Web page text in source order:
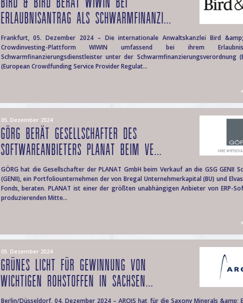
ERLAUBNISANTRAG ALS SCHWARMFINANZI...
Frankfurt, 05. Dezember 2024 – Die internationale Anwaltskanzlei Bird
Crowdinvesting-Plattform WIWIN umfassend bei ihrem
Schwarmfinanzierungsdienstleister unter der Schwarmfinanzierungsverordnung
(European Crowdfunding Service Provider Regulat...
05. Dezember 2024
GÖRG BERÄT GESELLSCHAFTER DES
SOFTWAREANBIETERS PLANAT BEIM VE...
GÖRG hat die Gesellschafter der PLANAT GmbH beim Verkauf an die GSG GENII
(GENII), ein Portfoliounternehmen der von Bregal Unternehmerkapital (BU) und
Fonds, beraten. PLANAT ist einer der größten unabhängigen Anbieter von ERP-
produzierenden Mitte...
05. Dezember 2024
GRÜNES LICHT FÜR GEWINNUNG VON
WICHTIGEN ROHSTOFFEN IN SACHSEN...
Berlin/Düsseldorf, 04. Dezember 2024 – ARQIS hat für die Saxony Minerals &amp;